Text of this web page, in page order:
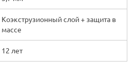
Коэкструзионный слой + защита в
массе
12 лет